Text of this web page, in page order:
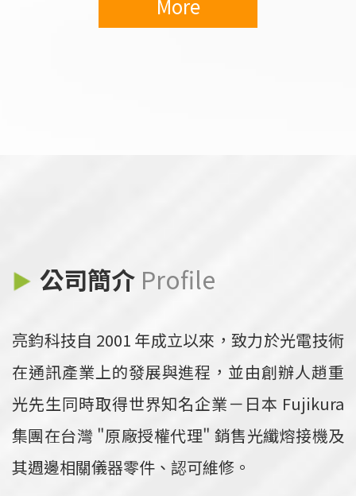
More
公司簡介 Profile
亮鈞科技自 2001 年成立以來，致力於光電技術
在通訊產業上的發展與進程，並由創辦人趙重
光先生同時取得世界知名企業－日本 Fujikura
集團在台灣 "原廠授權代理" 銷售光纖熔接機及
其週邊相關儀器零件、認可維修。